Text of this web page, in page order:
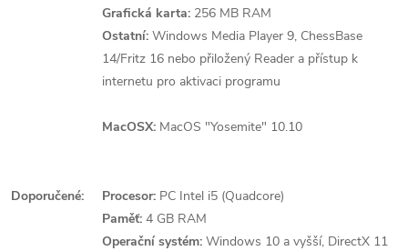
Grafická karta: 256 MB RAM
Ostatní: Windows Media Player 9, ChessBase
14/Fritz 16 nebo přiložený Reader a přístup k
internetu pro aktivaci programu
MacOSX: MacOS "Yosemite" 10.10
Doporučené: Procesor: PC Intel i5 (Quadcore)
Paměť: 4 GB RAM
Operační systém: Windows 10 a vyšší, DirectX 11